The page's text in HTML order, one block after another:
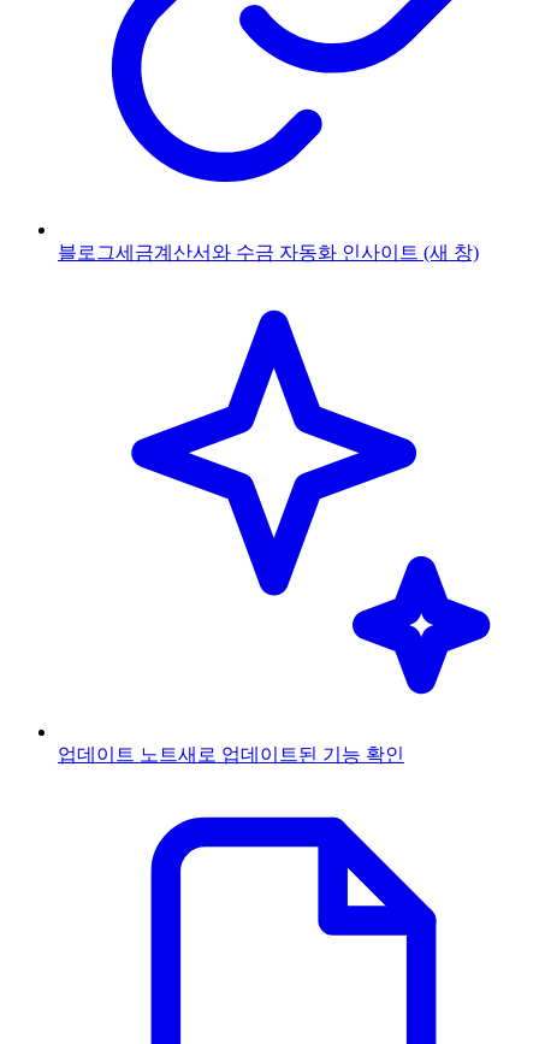
블로그세금계산서와 수금 자동화 인사이트 (새 창)
업데이트 노트새로 업데이트된 기능 확인